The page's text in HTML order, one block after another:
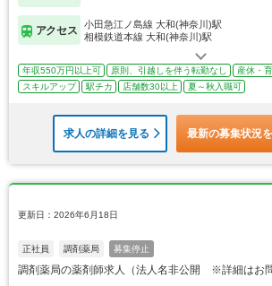
アクセス
小田急江ノ島線 大和(神奈川)駅
相模鉄道本線 大和(神奈川)駅
年収550万円以上可 原則、引越しを伴う転勤なし
産休・
スキルアップ
駅チカ 店舗数30以上 夏～秋入職可
求人の詳細を見る 最新の募集状況
更新日：2026年6月18日
正社員 調剤薬局 募集停止
調剤薬局の薬剤師求人（法人名非公開 ※詳細はお問